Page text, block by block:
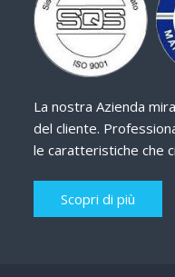
La nostra Azienda
del cliente.
le caratteristiche che
Scopri di più